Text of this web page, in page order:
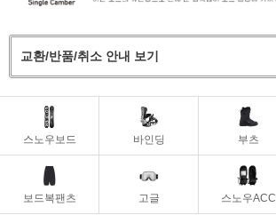
교환/반품/취소 안내 보기
스노우보드 바인딩 부츠
보드복팬츠 고글 스노우ACC